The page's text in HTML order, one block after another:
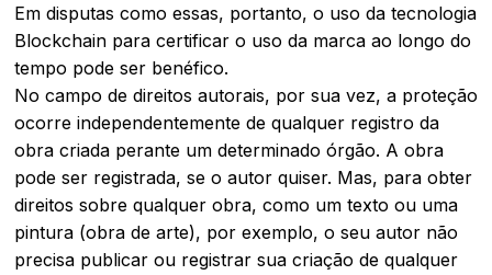
Em disputas como essas, portanto, o uso da tecnologia
Blockchain para certificar o uso da marca ao longo do
tempo pode ser benéfico.
No campo de direitos autorais, por sua vez, a proteção
ocorre independentemente de qualquer registro da
obra criada perante um determinado órgão. A obra
pode ser registrada, se o autor quiser. Mas, para obter
direitos sobre qualquer obra, como um texto ou uma
pintura (obra de arte), por exemplo, o seu autor não
precisa publicar ou registrar sua criação de qualquer